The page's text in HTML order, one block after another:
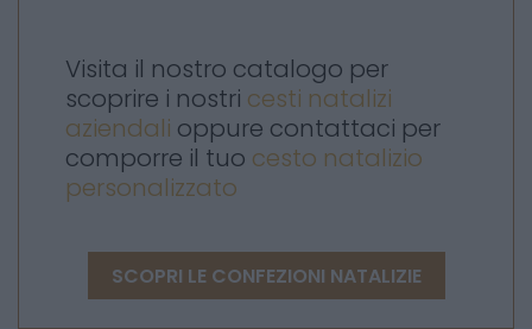
Visita il nostro catalogo per
scoprire i nostri cesti natalizi
aziendali oppure contattaci per
comporre il tuo cesto natalizio
personalizzato
SCOPRI LE CONFEZIONI NATALIZIE